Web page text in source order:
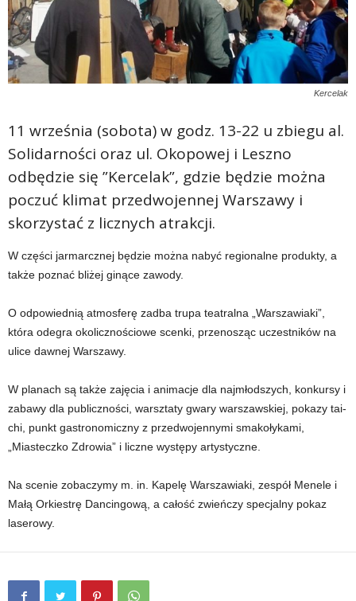
Kercelak
11 września (sobota) w godz. 13-22 u zbiegu al.
Solidarności oraz ul. Okopowej i Leszno
odbędzie się ”Kercelak”, gdzie będzie można
poczuć klimat przedwojennej Warszawy i
skorzystać z licznych atrakcji.
W części jarmarcznej będzie można nabyć regionalne produkty, a
także poznać bliżej ginące zawody.
O odpowiednią atmosferę zadba trupa teatralna „Warszawiaki”,
która odegra okolicznościowe scenki, przenosząc uczestników na
ulice dawnej Warszawy.
W planach są także zajęcia i animacje dla najmłodszych, konkursy i
zabawy dla publiczności, warsztaty gwary warszawskiej, pokazy tai-
chi, punkt gastronomiczny z przedwojennymi smakołykami,
„Miasteczko Zdrowia” i liczne występy artystyczne.
Na scenie zobaczymy m. in. Kapelę Warszawiaki, zespół Menele i
Małą Orkiestrę Dancingową, a całość zwieńczy specjalny pokaz
laserowy.